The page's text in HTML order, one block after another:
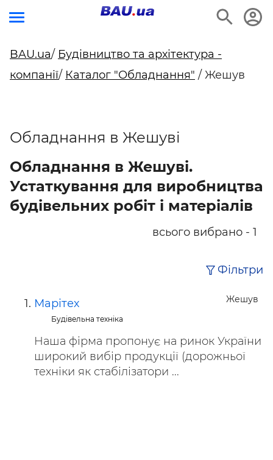
BAU.ua/ Будівництво та архітектура -
компанії/ Каталог "Обладнання" / Жешув
Обладнання в Жешуві
Обладнання в Жешуві.
Устаткування для виробництва
будівельних робіт і матеріалів
всього вибрано - 1
Фільтри
Жешув
Марітех
Будівельна техніка
Наша фірма пропонує на ринок України
широкий вибір продукції (дорожньої
техніки як стабілізатори ...